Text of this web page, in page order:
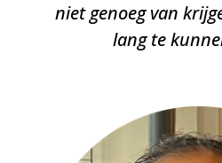
niet genoeg van
lang te